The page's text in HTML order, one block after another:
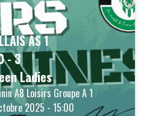
AS 1
-3
Ladies
A8 Loisirs Groupe A 1
2025 - 15:00